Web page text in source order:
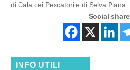
di Cala dei Pescatori e di Selva Piana.
Social share
INFO UTILI